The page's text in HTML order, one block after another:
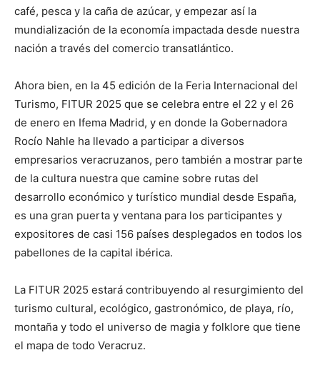
café, pesca y la caña de azúcar, y empezar así la
mundialización de la economía impactada desde nuestra
nación a través del comercio transatlántico.
Ahora bien, en la 45 edición de la Feria Internacional del
Turismo, FITUR 2025 que se celebra entre el 22 y el 26
de enero en Ifema Madrid, y en donde la Gobernadora
Rocío Nahle ha llevado a participar a diversos
empresarios veracruzanos, pero también a mostrar parte
de la cultura nuestra que camine sobre rutas del
desarrollo económico y turístico mundial desde España,
es una gran puerta y ventana para los participantes y
expositores de casi 156 países desplegados en todos los
pabellones de la capital ibérica.
La FITUR 2025 estará contribuyendo al resurgimiento del
turismo cultural, ecológico, gastronómico, de playa, río,
montaña y todo el universo de magia y folklore que tiene
el mapa de todo Veracruz.